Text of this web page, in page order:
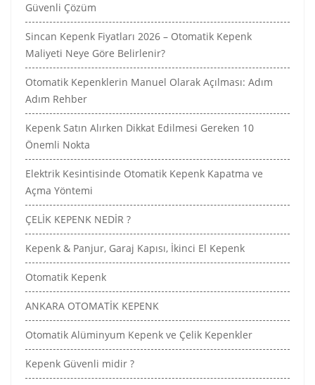
Güvenli Çözüm
Sincan Kepenk Fiyatları 2026 – Otomatik Kepenk
Maliyeti Neye Göre Belirlenir?
Otomatik Kepenklerin Manuel Olarak Açılması: Adım
Adım Rehber
Kepenk Satın Alırken Dikkat Edilmesi Gereken 10
Önemli Nokta
Elektrik Kesintisinde Otomatik Kepenk Kapatma ve
Açma Yöntemi
ÇELİK KEPENK NEDİR ?
Kepenk & Panjur, Garaj Kapısı, İkinci El Kepenk
Otomatik Kepenk
ANKARA OTOMATİK KEPENK
Otomatik Alüminyum Kepenk ve Çelik Kepenkler
Kepenk Güvenli midir ?